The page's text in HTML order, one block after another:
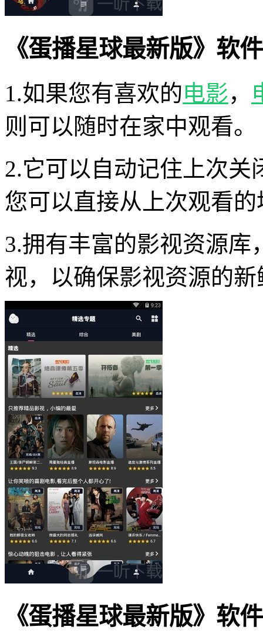
《蛋播星球最新版》软
1.如果您有喜欢的电影，
则可以随时在家中观看。
2.它可以自动记住上次
您可以直接从上次观看
3.拥有丰富的影视资源库
视，以确保影视资源的新
《蛋播星球最新版》软